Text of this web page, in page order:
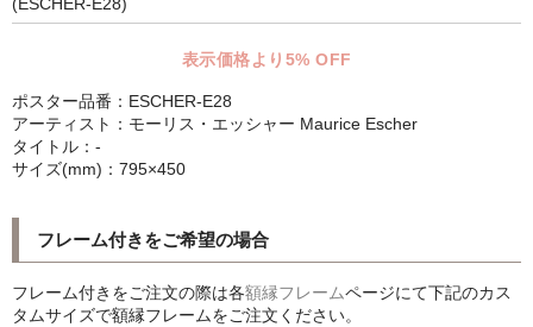
シンプルLPフレームセット
CD紙ジャケフレーム
アートポスター一覧
Instagram紹介商品
(ESCHER-E28)
表示価格より5% OFF
ポスター品番：ESCHER-E28
アーティスト：モーリス・エッシャー Maurice Escher
タイトル：-
サイズ(mm)：795×450
フレーム付きをご希望の場合
フレーム付きをご注文の際は各額縁フレームページにて下記のカス
タムサイズで額縁フレームをご注文ください。